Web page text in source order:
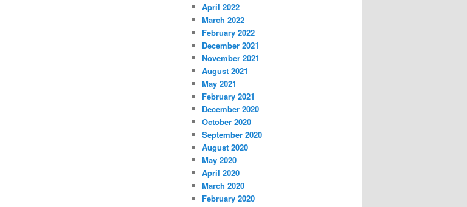
April 2022
March 2022
February 2022
December 2021
November 2021
August 2021
May 2021
February 2021
December 2020
October 2020
September 2020
August 2020
May 2020
April 2020
March 2020
February 2020